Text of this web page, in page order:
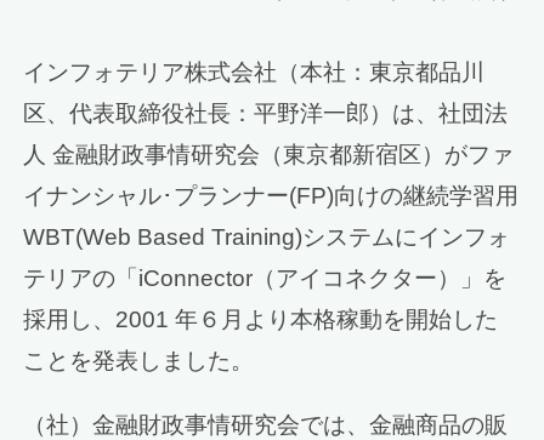
インフォテリア株式会社（本社：東京都品川
区、代表取締役社長：平野洋一郎）は、社団法
人 金融財政事情研究会（東京都新宿区）がファ
イナンシャル･プランナー(FP)向けの継続学習用
WBT(Web Based Training)システムにインフォ
テリアの「iConnector（アイコネクター）」を
採用し、2001 年６月より本格稼動を開始した
ことを発表しました。
（社）金融財政事情研究会では、金融商品の販